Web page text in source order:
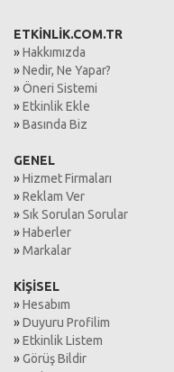
ETKİNLİK.COM.TR
»Hakkımızda
»Nedir, Ne Yapar?
»Öneri Sistemi
»Etkinlik Ekle
»Basında Biz
GENEL
»Hizmet Firmaları
»Reklam Ver
»Sık Sorulan Sorular
»Haberler
»Markalar
KİŞİSEL
»Hesabım
»Duyuru Profilim
»Etkinlik Listem
»Görüş Bildir